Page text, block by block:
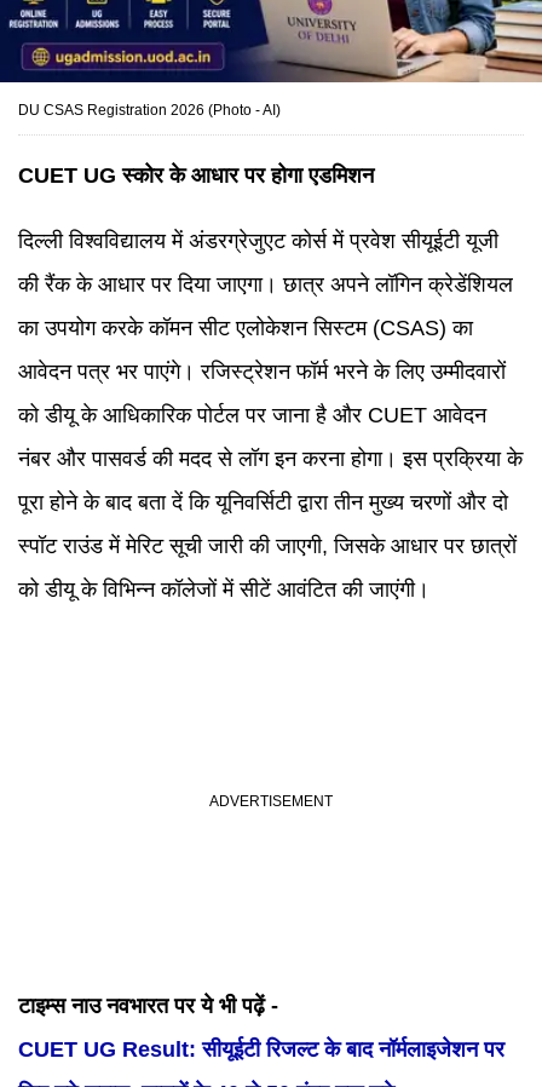
DU CSAS Registration 2026 (Photo - AI)
CUET UG स्कोर के आधार पर होगा एडमिशन
दिल्ली विश्वविद्यालय में अंडरग्रेजुएट कोर्स में प्रवेश सीयूईटी यूजी
की रैंक के आधार पर दिया जाएगा। छात्र अपने लॉगिन क्रेडेंशियल
का उपयोग करके कॉमन सीट एलोकेशन सिस्टम (CSAS) का
आवेदन पत्र भर पाएंगे। रजिस्ट्रेशन फॉर्म भरने के लिए उम्मीदवारों
को डीयू के आधिकारिक पोर्टल पर जाना है और CUET आवेदन
नंबर और पासवर्ड की मदद से लॉग इन करना होगा। इस प्रक्रिया के
पूरा होने के बाद बता दें कि यूनिवर्सिटी द्वारा तीन मुख्य चरणों और दो
स्पॉट राउंड में मेरिट सूची जारी की जाएगी, जिसके आधार पर छात्रों
को डीयू के विभिन्न कॉलेजों में सीटें आवंटित की जाएंगी।
टाइम्स नाउ नवभारत पर ये भी पढ़ें -
CUET UG Result: सीयूईटी रिजल्ट के बाद नॉर्मलाइजेशन पर